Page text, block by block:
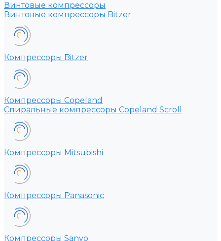
Винтовые компрессоры
Винтовые компрессоры Bitzer
Компрессоры Bitzer
Компрессоры Copeland
Спиральные компрессоры Copeland Scroll
Компрессоры Mitsubishi
Компрессоры Panasonic
Компрессоры Sanyo